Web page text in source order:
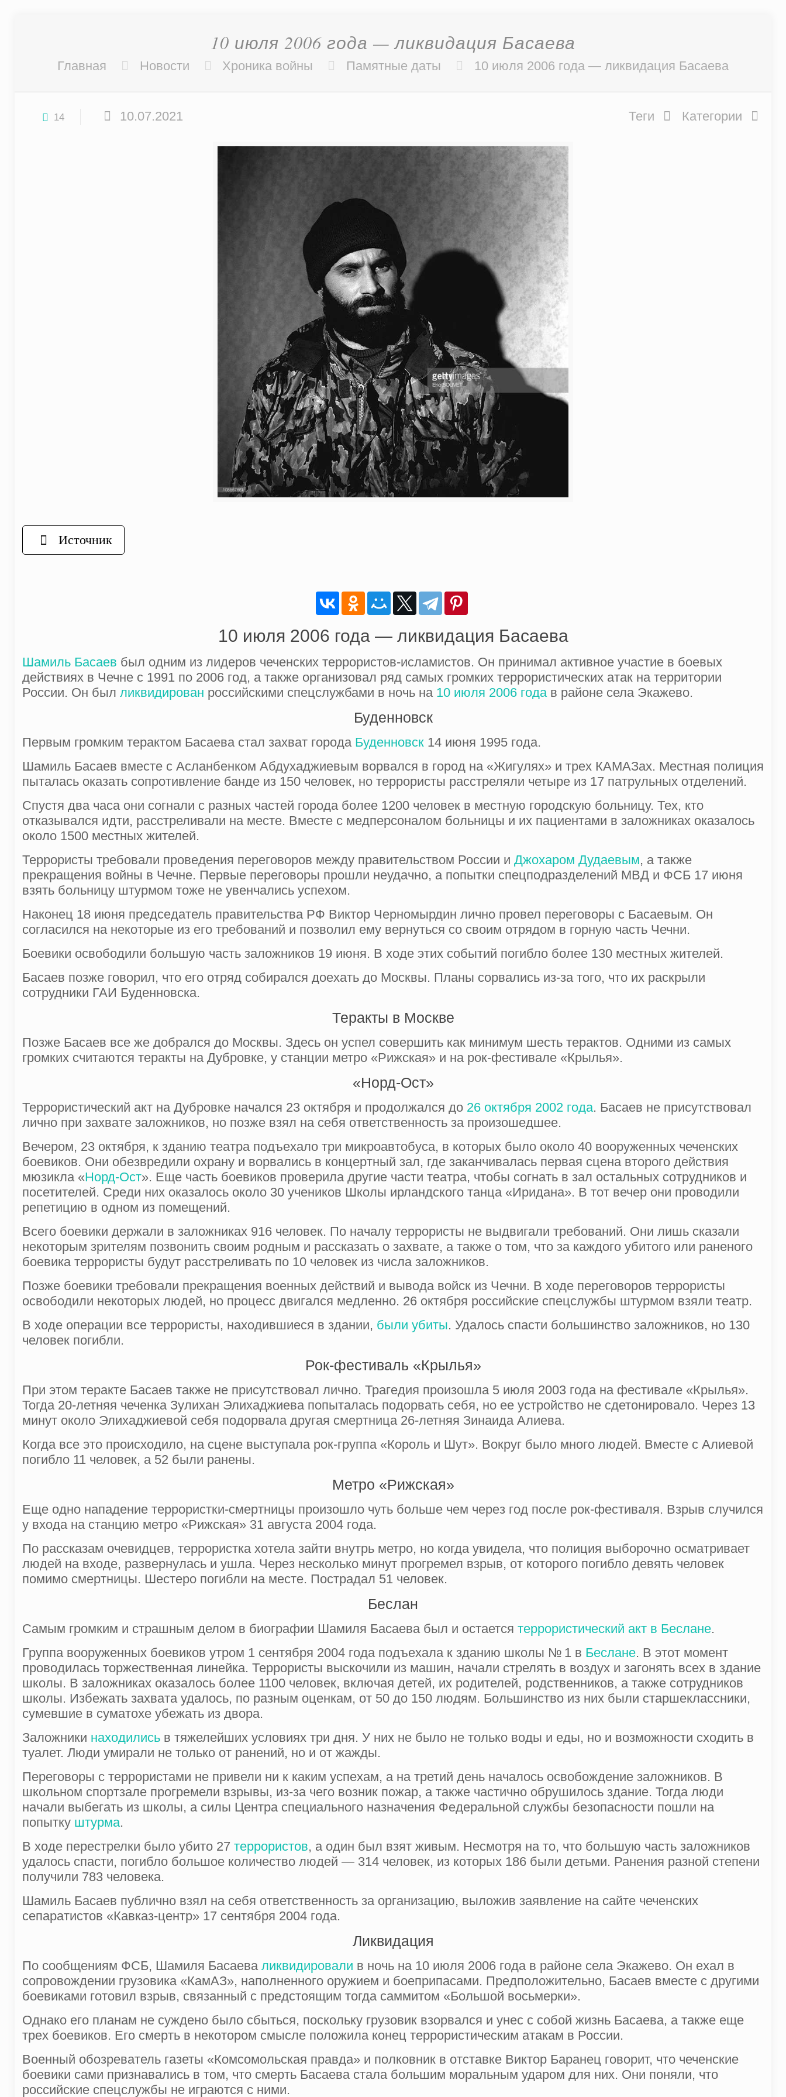
10 июля 2006 года — ликвидация Басаева
Главная Новости Хроника войны Памятные даты 10 июля 2006 года — ликвидация Басаева
14 10.07.2021 Категории
Теги
Источник
10 июля 2006 года — ликвидация Басаева
Шамиль Басаев был одним из лидеров чеченских террористов-исламистов. Он принимал активное участие в боевых
действиях в Чечне с 1991 по 2006 год, а также организовал ряд самых громких террористических атак на территории
России. Он был ликвидирован российскими спецслужбами в ночь на 10 июля 2006 годав районе села Экажево.
Буденновск
Первым громким терактом Басаева стал захват города Буденновск14 июня 1995 года.
Шамиль Басаев вместе с Асланбенком Абдухаджиевым ворвался в город на «Жигулях» и трех КАМАЗах. Местная полиция
пыталась оказать сопротивление банде из 150 человек, но террористы расстреляли четыре из 17 патрульных отделений.
Спустя два часа они согнали с разных частей города более 1200 человек в местную городскую больницу. Тех, кто
отказывался идти, расстреливали на месте. Вместе с медперсоналом больницы и их пациентами в заложниках оказалось
около 1500 местных жителей.
Террористы требовали проведения переговоров между правительством России и Джохаром Дудаевым, а также
прекращения войны в Чечне. Первые переговоры прошли неудачно, а попытки спецподразделений МВД и ФСБ 17 июня
взять больницу штурмом тоже не увенчались успехом.
Наконец 18 июня председатель правительства РФ Виктор Черномырдин лично провел переговоры с Басаевым. Он
согласился на некоторые из его требований и позволил ему вернуться со своим отрядом в горную часть Чечни.
Боевики освободили большую часть заложников 19 июня. В ходе этих событий погибло более 130 местных жителей.
Басаев позже говорил, что его отряд собирался доехать до Москвы. Планы сорвались из-за того, что их раскрыли
сотрудники ГАИ Буденновска.
Теракты в Москве
Позже Басаев все же добрался до Москвы. Здесь он успел совершить как минимум шесть терактов. Одними из самых
громких считаются теракты на Дубровке, у станции метро «Рижская» и на рок-фестивале «Крылья».
«Норд-Ост»
Террористический акт на Дубровке начался 23 октября и продолжался до 26 октября 2002 года. Басаев не присутствовал
лично при захвате заложников, но позже взял на себя ответственность за произошедшее.
Вечером, 23 октября, к зданию театра подъехало три микроавтобуса, в которых было около 40 вооруженных чеченских
боевиков. Они обезвредили охрану и ворвались в концертный зал, где заканчивалась первая сцена второго действия
мюзикла «Норд-Ост». Еще часть боевиков проверила другие части театра, чтобы согнать в зал остальных сотрудников и
посетителей. Среди них оказалось около 30 учеников Школы ирландского танца «Иридана». В тот вечер они проводили
репетицию в одном из помещений.
Всего боевики держали в заложниках 916 человек. По началу террористы не выдвигали требований. Они лишь сказали
некоторым зрителям позвонить своим родным и рассказать о захвате, а также о том, что за каждого убитого или раненого
боевика террористы будут расстреливать по 10 человек из числа заложников.
Позже боевики требовали прекращения военных действий и вывода войск из Чечни. В ходе переговоров террористы
освободили некоторых людей, но процесс двигался медленно. 26 октября российские спецслужбы штурмом взяли театр.
В ходе операции все террористы, находившиеся в здании, были убиты. Удалось спасти большинство заложников, но 130
человек погибли.
Рок-фестиваль «Крылья»
При этом теракте Басаев также не присутствовал лично. Трагедия произошла 5 июля 2003 года на фестивале «Крылья».
Тогда 20-летняя чеченка Зулихан Элихаджиева попыталась подорвать себя, но ее устройство не сдетонировало. Через 13
минут около Элихаджиевой себя подорвала другая смертница 26-летняя Зинаида Алиева.
Когда все это происходило, на сцене выступала рок-группа «Король и Шут». Вокруг было много людей. Вместе с Алиевой
погибло 11 человек, а 52 были ранены.
Метро «Рижская»
Еще одно нападение террористки-смертницы произошло чуть больше чем через год после рок-фестиваля. Взрыв случился
у входа на станцию метро «Рижская» 31 августа 2004 года.
По рассказам очевидцев, террористка хотела зайти внутрь метро, но когда увидела, что полиция выборочно осматривает
людей на входе, развернулась и ушла. Через несколько минут прогремел взрыв, от которого погибло девять человек
помимо смертницы. Шестеро погибли на месте. Пострадал 51 человек.
Беслан
Самым громким и страшным делом в биографии Шамиля Басаева был и остается террористический акт в Беслане.
Группа вооруженных боевиков утром 1 сентября 2004 года подъехала к зданию школы № 1 в Беслане. В этот момент
проводилась торжественная линейка. Террористы выскочили из машин, начали стрелять в воздух и загонять всех в здание
школы. В заложниках оказалось более 1100 человек, включая детей, их родителей, родственников, а также сотрудников
школы. Избежать захвата удалось, по разным оценкам, от 50 до 150 людям. Большинство из них были старшеклассники,
сумевшие в суматохе убежать из двора.
Заложники находилисьв тяжелейших условиях три дня. У них не было не только воды и еды, но и возможности сходить в
туалет. Люди умирали не только от ранений, но и от жажды.
Переговоры с террористами не привели ни к каким успехам, а на третий день началось освобождение заложников. В
школьном спортзале прогремели взрывы, из-за чего возник пожар, а также частично обрушилось здание. Тогда люди
начали выбегать из школы, а силы Центра специального назначения Федеральной службы безопасности пошли на
попытку штурма.
В ходе перестрелки было убито 27 террористов, а один был взят живым. Несмотря на то, что большую часть заложников
удалось спасти, погибло большое количество людей — 314 человек, из которых 186 были детьми. Ранения разной степени
получили 783 человека.
Шамиль Басаев публично взял на себя ответственность за организацию, выложив заявление на сайте чеченских
сепаратистов «Кавказ-центр» 17 сентября 2004 года.
Ликвидация
По сообщениям ФСБ, Шамиля Басаева ликвидировали в ночь на 10 июля 2006 года в районе села Экажево. Он ехал в
сопровождении грузовика «КамАЗ», наполненного оружием и боеприпасами. Предположительно, Басаев вместе с другими
боевиками готовил взрыв, связанный с предстоящим тогда саммитом «Большой восьмерки».
Однако его планам не суждено было сбыться, поскольку грузовик взорвался и унес с собой жизнь Басаева, а также еще
трех боевиков. Его смерть в некотором смысле положила конец террористическим атакам в России.
Военный обозреватель газеты «Комсомольская правда» и полковник в отставке Виктор Баранец говорит, что чеченские
боевики сами признавались в том, что смерть Басаева стала большим моральным ударом для них. Они поняли, что
российские спецслужбы не играются с ними.